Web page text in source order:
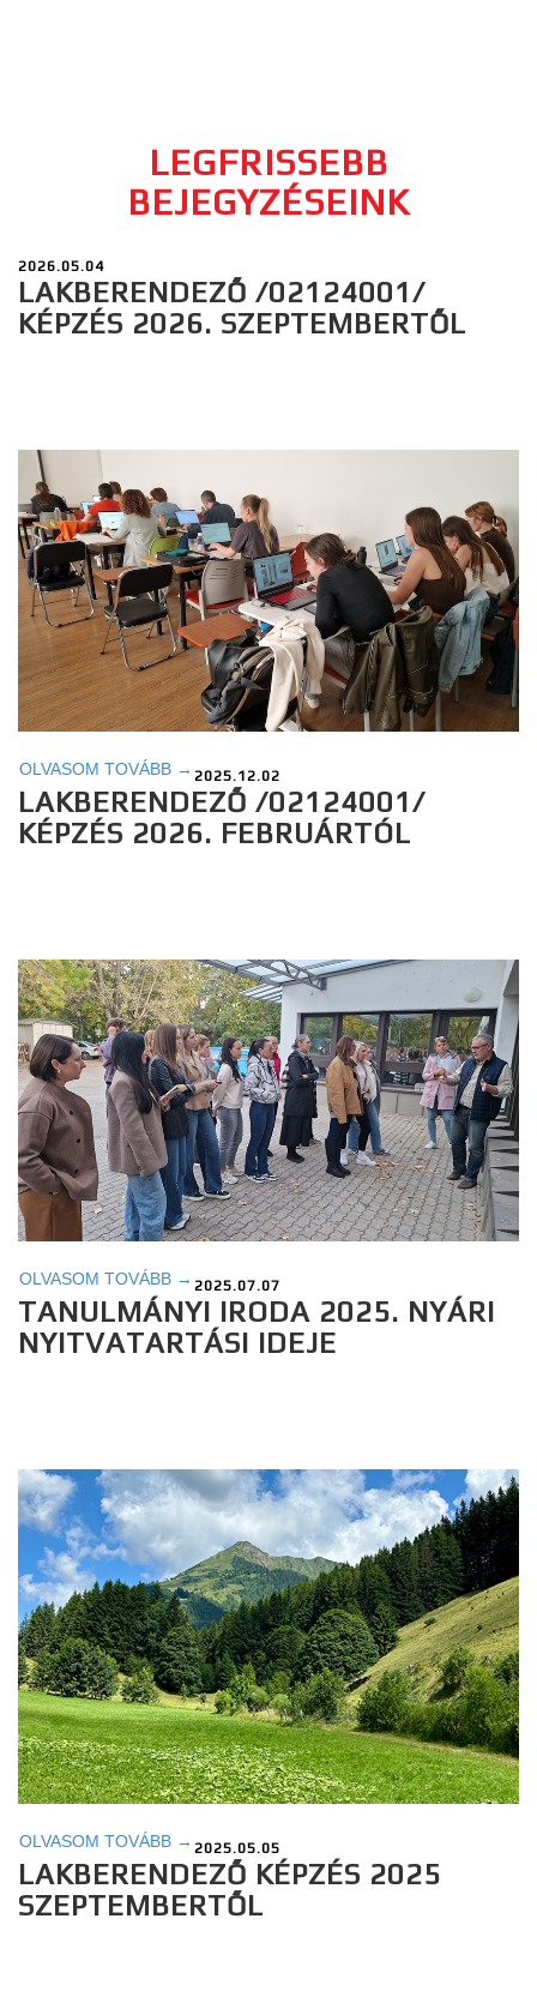
LEGFRISSEBB
BEJEGYZÉSEINK
2026.05.04
LAKBERENDEZŐ /02124001/
KÉPZÉS 2026. SZEPTEMBERTŐL
OLVASOM TOVÁBB → 2025.12.02
LAKBERENDEZŐ /02124001/
KÉPZÉS 2026. FEBRUÁRTÓL
OLVASOM TOVÁBB → 2025.07.07
TANULMÁNYI IRODA 2025. NYÁRI
NYITVATARTÁSI IDEJE
OLVASOM TOVÁBB → 2025.05.05
LAKBERENDEZŐ KÉPZÉS 2025
SZEPTEMBERTŐL